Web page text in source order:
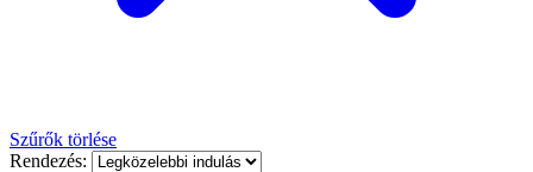
Szűrők törlése
Rendezés: